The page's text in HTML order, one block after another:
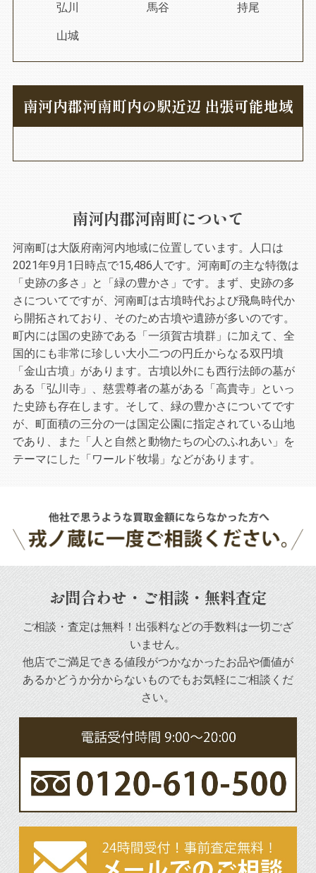
弘川 馬谷 持尾
山城
南河内郡河南町内の駅近辺 出張可能地域
南河内郡河南町について
河南町は大阪府南河内地域に位置しています。人口は
2021年9月1日時点で15,486人です。河南町の主な特徴は
「史跡の多さ」と「緑の豊かさ」です。まず、史跡の多
さについてですが、河南町は古墳時代および飛鳥時代か
ら開拓されており、そのため古墳や遺跡が多いのです。
町内には国の史跡である「一須賀古墳群」に加えて、全
国的にも非常に珍しい大小二つの円丘からなる双円墳
「金山古墳」があります。古墳以外にも西行法師の墓が
ある「弘川寺」、慈雲尊者の墓がある「高貴寺」といっ
た史跡も存在します。そして、緑の豊かさについてです
が、町面積の三分の一は国定公園に指定されている山地
であり、また「人と自然と動物たちの心のふれあい」を
テーマにした「ワールド牧場」などがあります。
お問合わせ・ご相談・無料査定
ご相談・査定は無料！出張料などの手数料は一切ござ
いません。
他店でご満足できる値段がつかなかったお品や価値が
あるかどうか分からないものでもお気軽にご相談くだ
さい。